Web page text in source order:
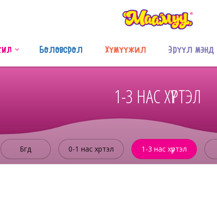
Боловсрол Хүмүүжил Эрүүл мэнд
1-3 НАС ХҮРТЭЛ
Бүгд 0-1 нас хүртэл 1-3 нас хүртэл